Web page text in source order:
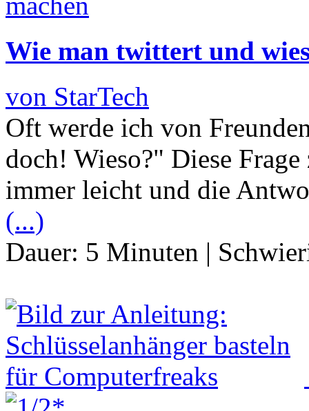
Wie man twittert und
von StarTech
Oft werde ich von
doch! Wieso?" Diese
immer leicht und die
(...)
Dauer: 5 Minuten |